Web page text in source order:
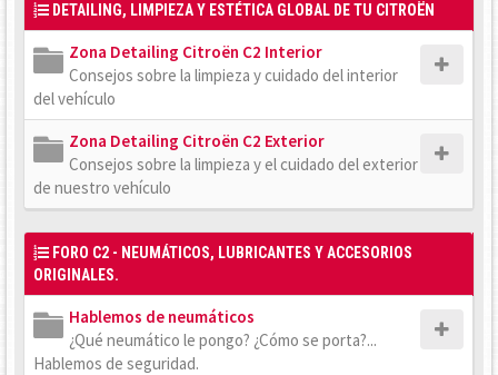
DETAILING, LIMPIEZA Y ESTÉTICA GLOBAL DE TU CITROËN
Zona Detailing Citroën C2 Interior
Consejos sobre la limpieza y cuidado del interior
del vehículo
Zona Detailing Citroën C2 Exterior
Consejos sobre la limpieza y el cuidado del exterior
de nuestro vehículo
FORO C2 - NEUMÁTICOS, LUBRICANTES Y ACCESORIOS
ORIGINALES.
Hablemos de neumáticos
¿Qué neumático le pongo? ¿Cómo se porta?...
Hablemos de seguridad.